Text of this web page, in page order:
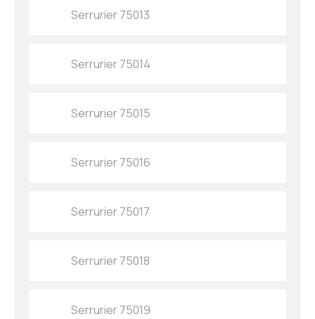
Serrurier 75013
Serrurier 75014
Serrurier 75015
Serrurier 75016
Serrurier 75017
Serrurier 75018
Serrurier 75019